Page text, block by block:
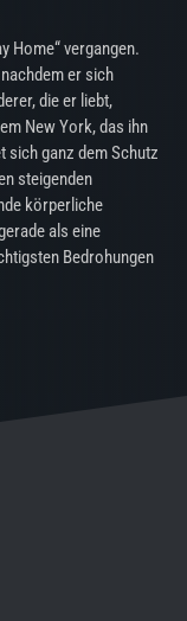
Home“ vergangen.
er sich
die er liebt,
New York, das ihn
sich ganz dem Schutz
steigenden
körperliche
als eine
Bedrohungen